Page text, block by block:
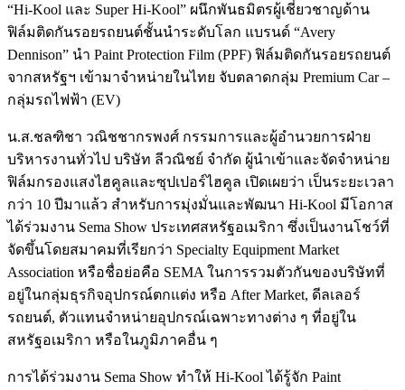
“Hi-Kool และ Super Hi-Kool” ผนึกพันธมิตรผู้เชี่ยวชาญด้าน
ฟิล์มติดกันรอยรถยนต์ชั้นนำระดับโลก แบรนด์ “Avery
Dennison” นำ Paint Protection Film (PPF) ฟิล์มติดกันรอยรถยนต์
จากสหรัฐฯ เข้ามาจำหน่ายในไทย จับตลาดกลุ่ม Premium Car –
กลุ่มรถไฟฟ้า (EV)
น.ส.ชลฑิชา วณิชชากรพงศ์ กรรมการและผู้อำนวยการฝ่าย
บริหารงานทั่วไป บริษัท ลีวณิชย์ จำกัด ผู้นำเข้าและจัดจำหน่าย
ฟิล์มกรองแสงไฮคูลและซุปเปอร์ไฮคูล เปิดเผยว่า เป็นระยะเวลา
กว่า 10 ปีมาแล้ว สำหรับการมุ่งมั่นและพัฒนา Hi-Kool มีโอกาส
ได้ร่วมงาน Sema Show ประเทศสหรัฐอเมริกา ซึ่งเป็นงานโชว์ที่
จัดขึ้นโดยสมาคมที่เรียกว่า Specialty Equipment Market
Association หรือชื่อย่อคือ SEMA ในการรวมตัวกันของบริษัทที่
อยู่ในกลุ่มธุรกิจอุปกรณ์ตกแต่ง หรือ After Market, ดีลเลอร์
รถยนต์, ตัวแทนจำหน่ายอุปกรณ์เฉพาะทางต่าง ๆ ที่อยู่ใน
สหรัฐอเมริกา หรือในภูมิภาคอื่น ๆ
การได้ร่วมงาน Sema Show ทำให้ Hi-Kool ได้รู้จัก Paint